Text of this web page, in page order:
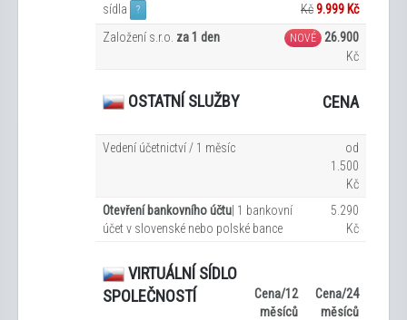
sídla
?
Kč9.999 Kč
Založení s.r.o. za 1 den NOVÉ
26.900
Kč
OSTATNÍ SLUŽBY CENA
Vedení účetnictví / 1 měsíc
od
1.500
Kč
Otevření bankovního účtu | 1 bankovní
účet v slovenské nebo polské bance
5.290
Kč
VIRTUÁLNÍ SÍDLO
SPOLEČNOSTÍ
Cena/12
měsíců
Cena/24
měsíců